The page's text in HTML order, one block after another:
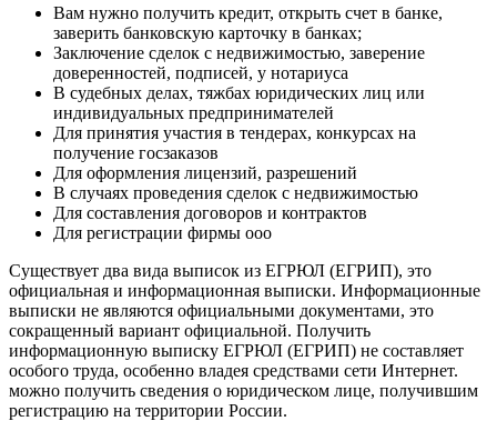
Вам нужно получить кредит, открыть счет в банке,
заверить банковскую карточку в банках;
Заключение сделок с недвижимостью, заверение
доверенностей, подписей, у нотариуса
В судебных делах, тяжбах юридических лиц или
индивидуальных предпринимателей
Для принятия участия в тендерах, конкурсах на
получение госзаказов
Для оформления лицензий, разрешений
В случаях проведения сделок с недвижимостью
Для составления договоров и контрактов
Для регистрации фирмы ооо
Существует два вида выписок из ЕГРЮЛ (ЕГРИП), это
официальная и информационная выписки. Информационные
выписки не являются официальными документами, это
сокращенный вариант официальной. Получить
информационную выписку ЕГРЮЛ (ЕГРИП) не составляет
особого труда, особенно владея средствами сети Интернет.
можно получить сведения о юридическом лице, получившим
регистрацию на территории России.